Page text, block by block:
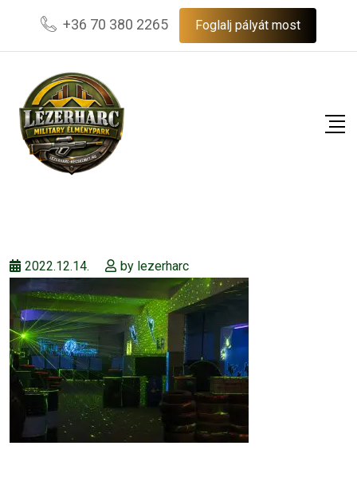
content
+36 70 380 2265 Foglalj pályát most
2022.12.14. by lezerharc